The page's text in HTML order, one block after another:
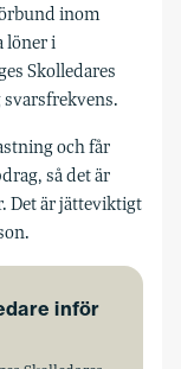
inom
löner i
Skolledares
och får
så det är
Det är jätteviktigt
inför